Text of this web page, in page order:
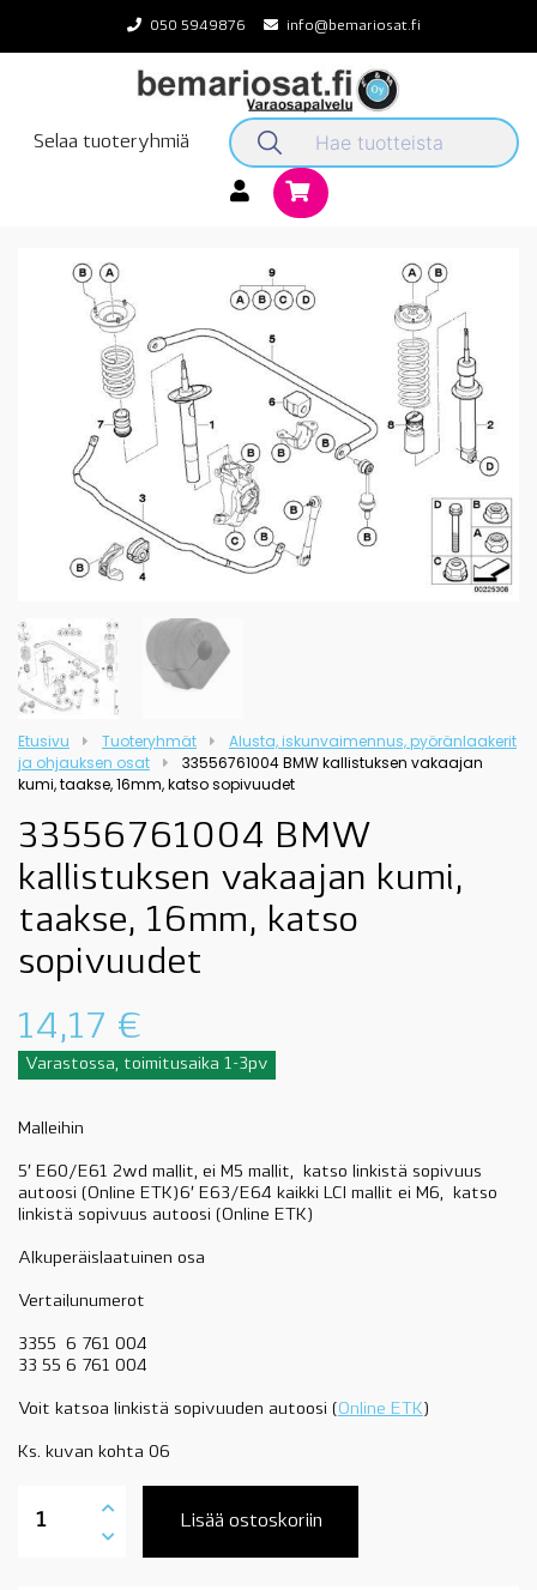
content
050 5949876 info@bemariosat.fi
Selaa tuoteryhmiä
Etusivu Tuoteryhmät
Alusta, iskunvaimennus, pyöränlaakerit
ja ohjauksen osat
33556761004 BMW kallistuksen vakaajan
kumi, taakse, 16mm, katso sopivuudet
33556761004 BMW
kallistuksen vakaajan kumi,
taakse, 16mm, katso
sopivuudet
14,17 €
Varastossa, toimitusaika 1-3pv
Malleihin
5′ E60/E61 2wd mallit, ei M5 mallit, katso linkistä sopivuus
autoosi (Online ETK)6′ E63/E64 kaikki LCI mallit ei M6, katso
linkistä sopivuus autoosi (Online ETK)
Alkuperäislaatuinen osa
Vertailunumerot
3355 6 761 004
33 55 6 761 004
Voit katsoa linkistä sopivuuden autoosi ( Online ETK )
Ks. kuvan kohta 06
BMW
kallistuksen
Lisää ostoskoriin